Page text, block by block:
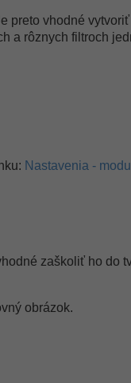
preto vhodné
a rôznych filtroch
Nastavenia -
zaškoliť ho do
obrázok.